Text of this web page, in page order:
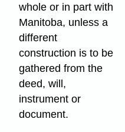
whole or in part with
Manitoba, unless a
different
construction is to be
gathered from the
deed, will,
instrument or
document.